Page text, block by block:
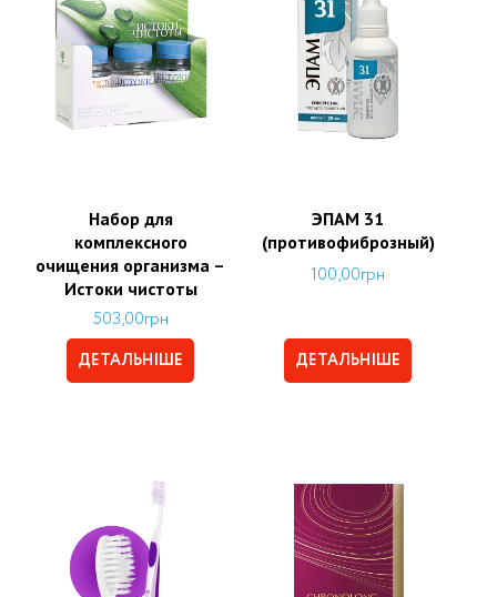
Набор для
комплексного
очищения организма –
Истоки чистоты
503,00грн
ДЕТАЛЬНІШЕ
ЭПАМ 31
(противофиброзный)
100,00грн
ДЕТАЛЬНІШЕ